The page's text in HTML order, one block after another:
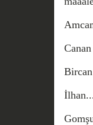
Canan
Bircan